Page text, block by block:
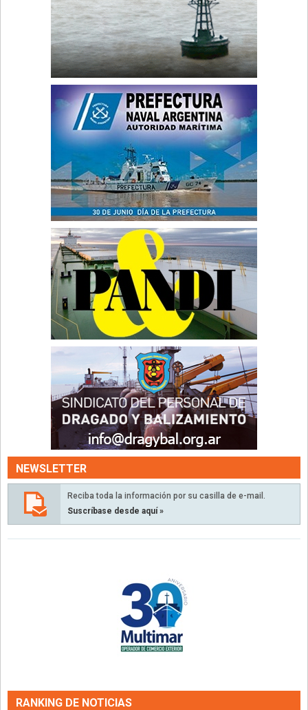
NEWSLETTER
Reciba toda la información por su casilla de e-mail.
Suscríbase desde aquí »
RANKING DE NOTICIAS